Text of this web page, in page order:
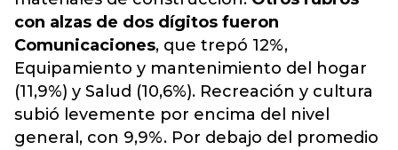
con alzas de dos dígitos fueron
Comunicaciones, que trepó 12%,
Equipamiento y mantenimiento del hogar
(11,9%) y Salud (10,6%). Recreación y cultura
subió levemente por encima del nivel
general, con 9,9%. Por debajo del promedio